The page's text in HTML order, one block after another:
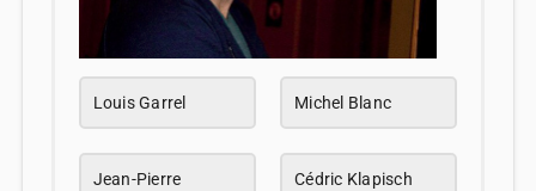
Louis Garrel Michel Blanc
Jean-Pierre
Cédric Klapisch